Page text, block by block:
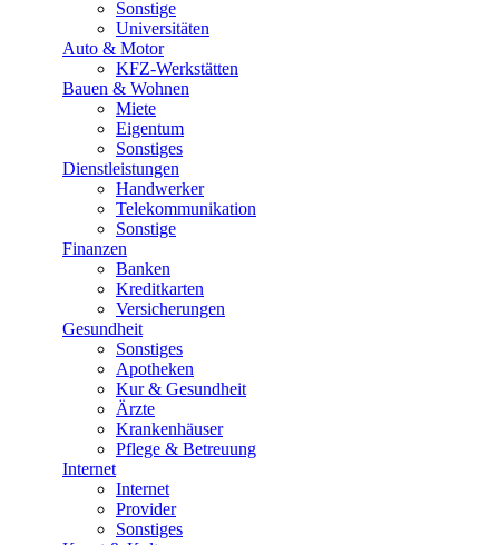
Sonstige
Universitäten
Auto & Motor
KFZ-Werkstätten
Bauen & Wohnen
Miete
Eigentum
Sonstiges
Dienstleistungen
Handwerker
Telekommunikation
Sonstige
Finanzen
Banken
Kreditkarten
Versicherungen
Gesundheit
Sonstiges
Apotheken
Kur & Gesundheit
Ärzte
Krankenhäuser
Pflege & Betreuung
Internet
Internet
Provider
Sonstiges